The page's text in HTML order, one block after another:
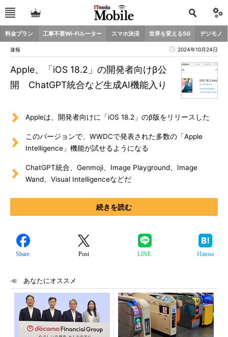
料金プラン 工事不要Wi-Fiルーター スマホ決済 世界を変える5G デジモノ
速報 2024年10月24日
Apple、「iOS 18.2」の開発者向けβ公
開 ChatGPT統合など生成AI機能入り
Appleは、開発者向けに「iOS 18.2」のβ版をリリースした
このバージョンで、WWDCで発表された多数の「Apple
Intelligence」機能が試せるようになる
ChatGPT統合、Genmoji、Image Playground、Image
Wand、Visual Intelligenceなどだ
続きを読む
Share Post LINE Hatena
あなたにオススメ